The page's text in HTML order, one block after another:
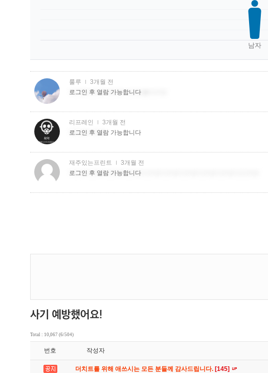
남자
Total : 10,067 (6/504)
번호 작성자
더치트를 위해 애쓰시는 모든 분들께 감사드립니다. [145]